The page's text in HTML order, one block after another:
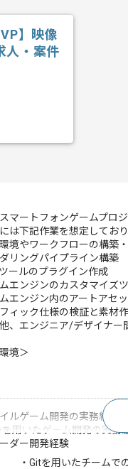
】映像
人・案件
マートフォンゲームプロ
は下記作業を想定しており
境やワークフローの構築
リングパイプライン構築
ツールのプラグイン作成
ムエンジンのカスタマイズ
エンジン内のアートアセ
ィック仕様の検証と素材
他、エンジニア/デザイナー
境＞
ルゲーム開発の実務経験
を用いたゲーム開発の実務
ダー開発経験
・Gitを用いたチームで